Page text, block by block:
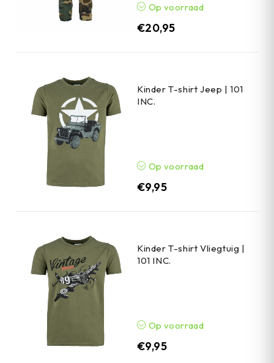
Op voorraad
€20,95
Kinder T-shirt Jeep | 101
INC.
Op voorraad
€9,95
Kinder T-shirt Vliegtuig |
101 INC.
Op voorraad
€9,95